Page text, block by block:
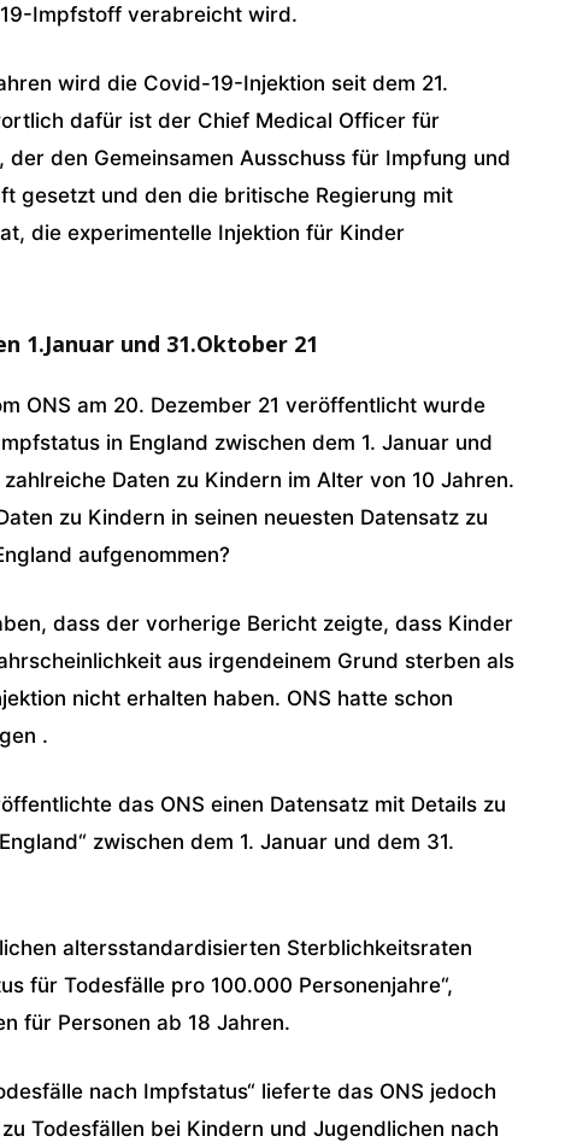
Impfstoff verabreicht wird.
wird die Covid-19-Injektion seit dem 21.
dafür ist der Chief Medical Officer für
den Gemeinsamen Ausschuss für Impfung und
gesetzt und den die britische Regierung mit
die experimentelle Injektion für Kinder
1.Januar und 31.Oktober 21
ONS am 20. Dezember 21 veröffentlicht wurde
in England zwischen dem 1. Januar und
Daten zu Kindern im Alter von 10 Jahren.
zu Kindern in seinen neuesten Datensatz zu
aufgenommen?
dass der vorherige Bericht zeigte, dass Kinder
aus irgendeinem Grund sterben als
nicht erhalten haben. ONS hatte schon
.
das ONS einen Datensatz mit Details zu
zwischen dem 1. Januar und dem 31.
altersstandardisierten Sterblichkeitsraten
für Todesfälle pro 100.000 Personenjahre“,
für Personen ab 18 Jahren.
nach Impfstatus“ lieferte das ONS jedoch
Todesfällen bei Kindern und Jugendlichen nach